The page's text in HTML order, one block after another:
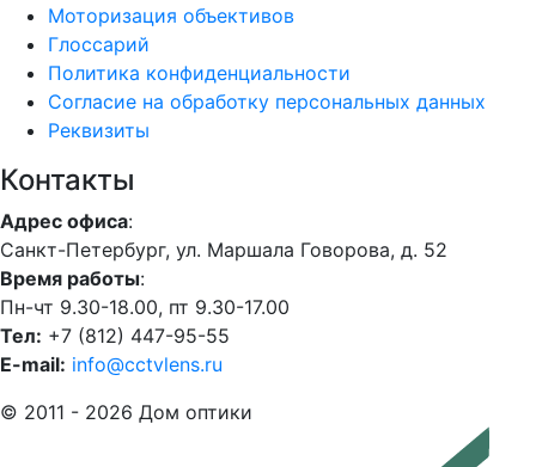
Моторизация объективов
Глоссарий
Политика конфиденциальности
Согласие на обработку персональных данных
Реквизиты
Контакты
Адрес офиса:
Санкт-Петербург, ул. Маршала Говорова, д. 52
Время работы:
Пн-чт 9.30-18.00, пт 9.30-17.00
Тел: +7 (812) 447-95-55
E-mail: info@cctvlens.ru
© 2011 - 2026 Дом оптики